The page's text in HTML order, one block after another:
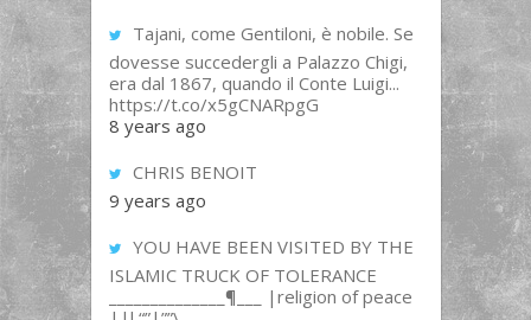
Tajani, come Gentiloni, è nobile. Se
dovesse succedergli a Palazzo Chigi,
era dal 1867, quando il Conte Luigi...
https://t.co/x5gCNARpgG
8 years ago
CHRIS BENOIT
9 years ago
YOU HAVE BEEN VISITED BY THE
ISLAMIC TRUCK OF TOLERANCE
______________¶___ |religion of peace